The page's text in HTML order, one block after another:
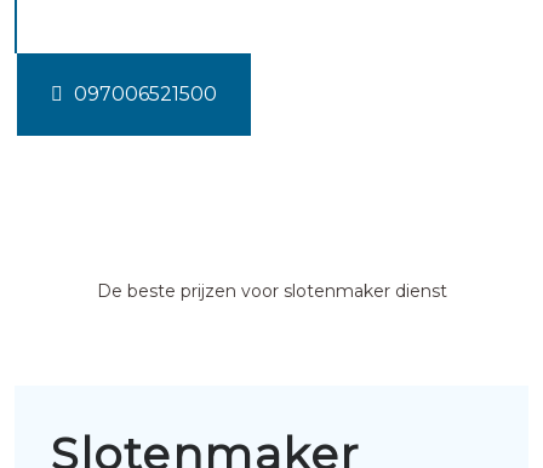
097006521500
De beste prijzen voor slotenmaker dienst
Slotenmaker